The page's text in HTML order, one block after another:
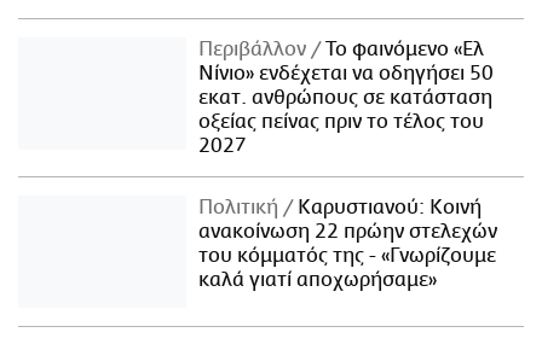
Περιβάλλον
Το φαινόμενο «Ελ
Νίνιο» ενδέχεται να οδηγήσει 50
εκατ. ανθρώπους σε κατάσταση
οξείας πείνας πριν το τέλος του
2027
Πολιτική
Καρυστιανού: Κοινή
ανακοίνωση 22 πρώην στελεχών
του κόμματός της - «Γνωρίζουμε
καλά γιατί αποχωρήσαμε»